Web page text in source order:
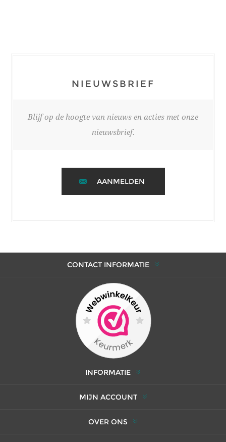
NIEUWSBRIEF
Blijf op de hoogte van nieuws en acties met onze
nieuwsbrief.
AANMELDEN
CONTACT INFORMATIE
INFORMATIE
MIJN ACCOUNT
OVER ONS